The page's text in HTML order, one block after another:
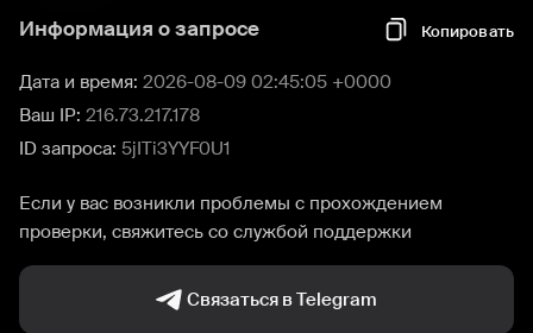
Информация о запросе Копировать
Дата и время: 2026-08-09 02:45:05 +0000
Ваш IP: 216.73.217.178
ID запроса: 5jITi3YYF0U1
Если у вас возникли проблемы с прохождением
проверки, свяжитесь со службой поддержки
Связаться в Telegram